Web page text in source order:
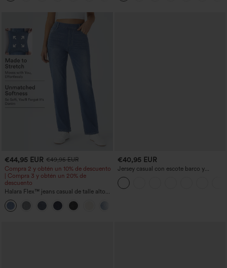
€44,95 EUR €49,95 EUR
Compra 2 y obtén un 10% de descuento
| Compra 3 y obtén un 20% de
descuento
Halara Flex™ jeans casual de talle alto
con bolsillos, pierna recta y lavados
€40,95 EUR
Jersey casual con escote barco y
mangas murciélago